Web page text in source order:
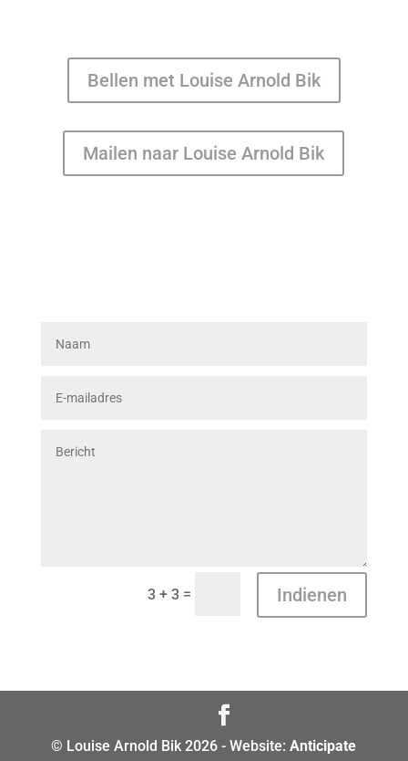
Bellen met Louise Arnold Bik
Mailen naar Louise Arnold Bik
3 + 3 = Indienen
© Louise Arnold Bik 2026 - Website:Anticipate